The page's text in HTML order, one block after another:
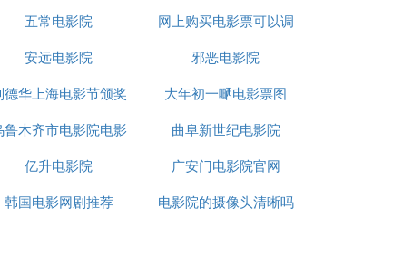
放映时间实时查询和在线选座优惠购电影
票软件，非常靠谱，安全系数高。同时在
当乘客下载同程旅行安装完成注册账号
接选择预定功能，系统就会帮助乘客抢购
买飞机票或者火车票等。尤其是新人第
五常电影院
网上购买电影票可以调
座位吗
安远电影院
邪恶电影院
德华上海电影节颁奖
典礼全视频
大年初一嗮电影票图
鲁木齐市电影院电影
城
曲阜新世纪电影院
亿升电影院
广安门电影院官网
韩国电影网剧推荐 电影院的摄像头清晰吗